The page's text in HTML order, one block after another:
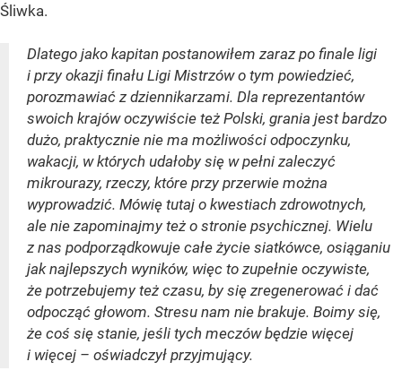
Śliwka.
Dlatego jako kapitan postanowiłem zaraz po finale ligi
i przy okazji finału Ligi Mistrzów o tym powiedzieć,
porozmawiać z dziennikarzami. Dla reprezentantów
swoich krajów oczywiście też Polski, grania jest bardzo
dużo, praktycznie nie ma możliwości odpoczynku,
wakacji, w których udałoby się w pełni zaleczyć
mikrourazy, rzeczy, które przy przerwie można
wyprowadzić. Mówię tutaj o kwestiach zdrowotnych,
ale nie zapominajmy też o stronie psychicznej. Wielu
z nas podporządkowuje całe życie siatkówce, osiąganiu
jak najlepszych wyników, więc to zupełnie oczywiste,
że potrzebujemy też czasu, by się zregenerować i dać
odpocząć głowom. Stresu nam nie brakuje. Boimy się,
że coś się stanie, jeśli tych meczów będzie więcej
i więcej – oświadczył przyjmujący.